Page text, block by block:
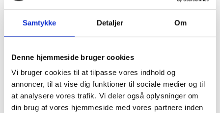
Samtykke Detaljer Om
Denne hjemmeside bruger cookies
Vi bruger cookies til at tilpasse vores indhold og
annoncer, til at vise dig funktioner til sociale medier og til
at analysere vores trafik. Vi deler også oplysninger om
din brug af vores hjemmeside med vores partnere inden
Montering (OBS.
inkluderet!)
99 kr. TILFØJ